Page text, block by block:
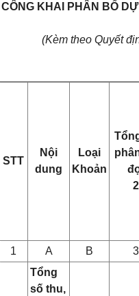
CÔNG KHAI PHÂN BỔ
(Kèm theo Quyết
STT
Nội
dung
Loại
Khoản
2
1
A B 3
Tổng
số thu,